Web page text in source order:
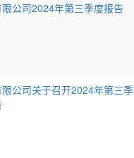
公司2024年第三季度报告
公司关于召开2024年第三季